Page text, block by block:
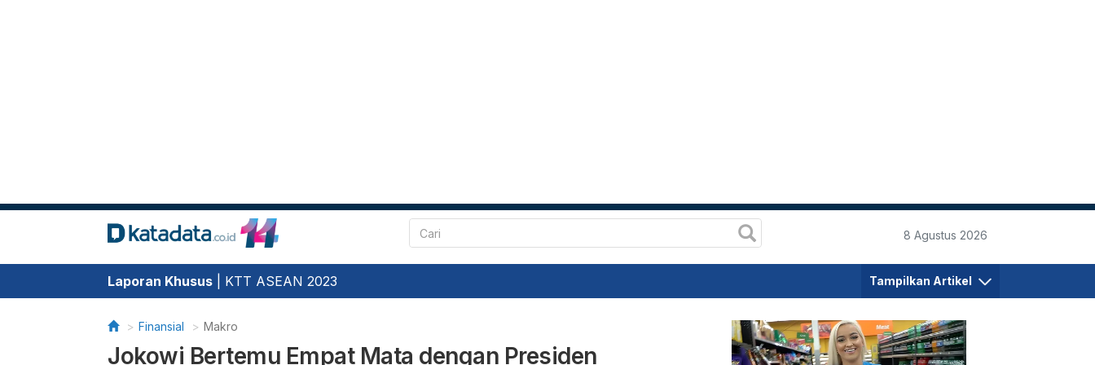
8 Agustus 2026
Laporan Khusus KTT ASEAN 2023 Tampilkan Artikel
Finansial Makro
Jokowi Bertemu Empat Mata dengan Presiden